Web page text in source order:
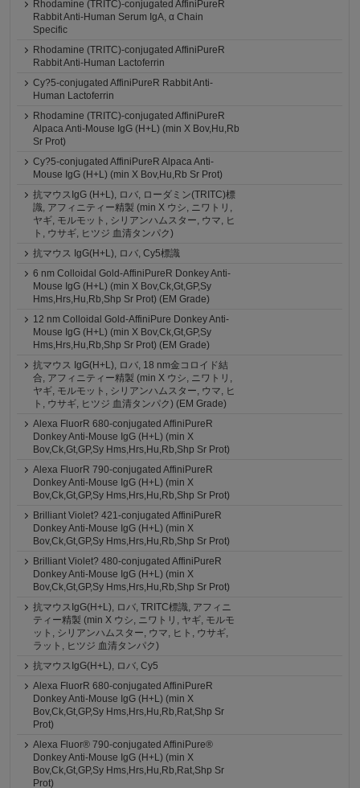
Rhodamine (TRITC)-conjugated AffiniPureR
Rabbit Anti-Human Serum IgA, α Chain
Specific
Rhodamine (TRITC)-conjugated AffiniPureR
Rabbit Anti-Human Lactoferrin
Cy?5-conjugated AffiniPureR Rabbit Anti-
Human Lactoferrin
Rhodamine (TRITC)-conjugated AffiniPureR
Alpaca Anti-Mouse IgG (H+L) (min X Bov,Hu,Rb
Sr Prot)
Cy?5-conjugated AffiniPureR Alpaca Anti-
Mouse IgG (H+L) (min X Bov,Hu,Rb Sr Prot)
抗マウスIgG (H+L), ロバ, ローダミン(TRITC)標
識, アフィニティー精製 (min X ウシ, ニワトリ,
ヤギ, モルモット, シリアンハムスター, ウマ, ヒ
ト, ウサギ, ヒツジ 血清タンパク)
抗マウス IgG(H+L), ロバ, Cy5標識
6 nm Colloidal Gold-AffiniPureR Donkey Anti-
Mouse IgG (H+L) (min X Bov,Ck,Gt,GP,Sy
Hms,Hrs,Hu,Rb,Shp Sr Prot) (EM Grade)
12 nm Colloidal Gold-AffiniPure Donkey Anti-
Mouse IgG (H+L) (min X Bov,Ck,Gt,GP,Sy
Hms,Hrs,Hu,Rb,Shp Sr Prot) (EM Grade)
抗マウス IgG(H+L), ロバ, 18 nm金コロイド結
合, アフィニティー精製 (min X ウシ, ニワトリ,
ヤギ, モルモット, シリアンハムスター, ウマ, ヒ
ト, ウサギ, ヒツジ 血清タンパク) (EM Grade)
Alexa FluorR 680-conjugated AffiniPureR
Donkey Anti-Mouse IgG (H+L) (min X
Bov,Ck,Gt,GP,Sy Hms,Hrs,Hu,Rb,Shp Sr Prot)
Alexa FluorR 790-conjugated AffiniPureR
Donkey Anti-Mouse IgG (H+L) (min X
Bov,Ck,Gt,GP,Sy Hms,Hrs,Hu,Rb,Shp Sr Prot)
Brilliant Violet? 421-conjugated AffiniPureR
Donkey Anti-Mouse IgG (H+L) (min X
Bov,Ck,Gt,GP,Sy Hms,Hrs,Hu,Rb,Shp Sr Prot)
Brilliant Violet? 480-conjugated AffiniPureR
Donkey Anti-Mouse IgG (H+L) (min X
Bov,Ck,Gt,GP,Sy Hms,Hrs,Hu,Rb,Shp Sr Prot)
抗マウスIgG(H+L), ロバ, TRITC標識, アフィニ
ティー精製 (min X ウシ, ニワトリ, ヤギ, モルモ
ット, シリアンハムスター, ウマ, ヒト, ウサギ,
ラット, ヒツジ 血清タンパク)
抗マウスIgG(H+L), ロバ, Cy5
Alexa FluorR 680-conjugated AffiniPureR
Donkey Anti-Mouse IgG (H+L) (min X
Bov,Ck,Gt,GP,Sy Hms,Hrs,Hu,Rb,Rat,Shp Sr
Prot)
Alexa Fluor® 790-conjugated AffiniPure®
Donkey Anti-Mouse IgG (H+L) (min X
Bov,Ck,Gt,GP,Sy Hms,Hrs,Hu,Rb,Rat,Shp Sr
Prot)